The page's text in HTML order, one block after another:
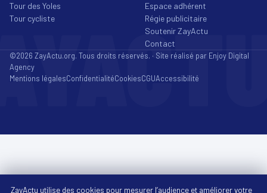
Tour des Yoles
Tour cycliste
Espace adhérent
Régie publicitaire
Soutenir ZayActu
Contact
©2026 ZayActu.org. Tous droits réservés. · Site réalisé par Enjoy Digital
Agency
Mentions légalesConfidentialitéCookiesCGUAccessibilité
ZayActu utilise des cookies pour mesurer l’audience et améliorer votre